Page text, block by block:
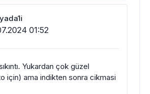
01:52
Yukardan çok güzel
için) ama indikten sonra cikmasi